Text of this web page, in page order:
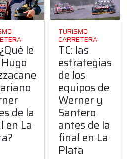
le
de la
en La
TURISMO
CARRETERA
TC: las
estrategias
de los
equipos de
Werner y
Santero
antes de la
final en La
Plata